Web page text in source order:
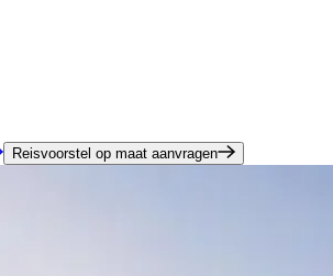
Reisvoorstel op maat aanvragen